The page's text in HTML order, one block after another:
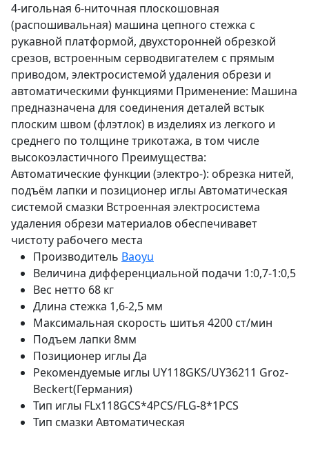
4-игольная 6-ниточная плоскошовная
(распошивальная) машина цепного стежка с
рукавной платформой, двухсторонней обрезкой
срезов, встроенным серводвигателем с прямым
приводом, электросистемой удаления обрези и
автоматическими функциями Применение: Машина
предназначена для соединения деталей встык
плоским швом (флэтлок) в изделиях из легкого и
среднего по толщине трикотажа, в том числе
высокоэластичного Преимущества:
Автоматические функции (электро-): обрезка нитей,
подъём лапки и позиционер иглы Автоматическая
системой смазки Встроенная электросистема
удаления обрези материалов обеспечивавет
чистоту рабочего места
Производитель Baoyu
Величина дифференциальной подачи 1:0,7-1:0,5
Вес нетто 68 кг
Длина стежка 1,6-2,5 мм
Максимальная скорость шитья 4200 ст/мин
Подъем лапки 8мм
Позиционер иглы Да
Рекомендуемые иглы UY118GKS/UY36211 Groz-
Beckert(Германия)
Тип иглы FLx118GCS*4PCS/FLG-8*1PCS
Тип смазки Автоматическая